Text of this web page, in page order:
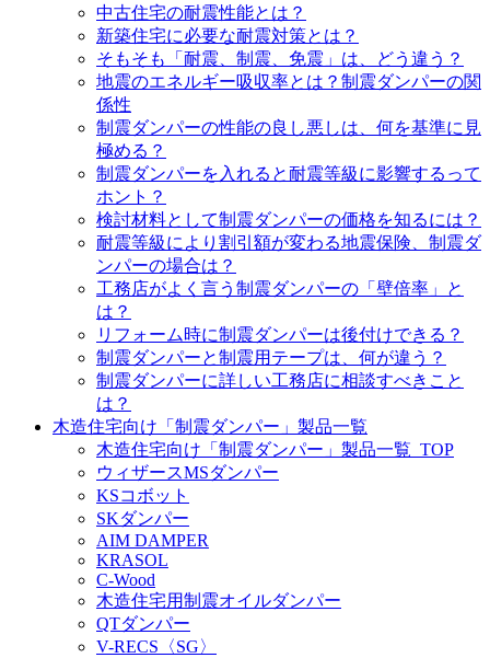
中古住宅の耐震性能とは？
新築住宅に必要な耐震対策とは？
そもそも「耐震、制震、免震」は、どう違う？
地震のエネルギー吸収率とは？制震ダンパーの関
係性
制震ダンパーの性能の良し悪しは、何を基準に見
極める？
制震ダンパーを入れると耐震等級に影響するって
ホント？
検討材料として制震ダンパーの価格を知るには？
耐震等級により割引額が変わる地震保険、制震ダ
ンパーの場合は？
工務店がよく言う制震ダンパーの「壁倍率」と
は？
リフォーム時に制震ダンパーは後付けできる？
制震ダンパーと制震用テープは、何が違う？
制震ダンパーに詳しい工務店に相談すべきこと
は？
木造住宅向け「制震ダンパー」製品一覧
木造住宅向け「制震ダンパー」製品一覧_TOP
ウィザースMSダンパー
KSコボット
SKダンパー
AIM DAMPER
KRASOL
C-Wood
木造住宅用制震オイルダンパー
QTダンパー
V-RECS〈SG〉